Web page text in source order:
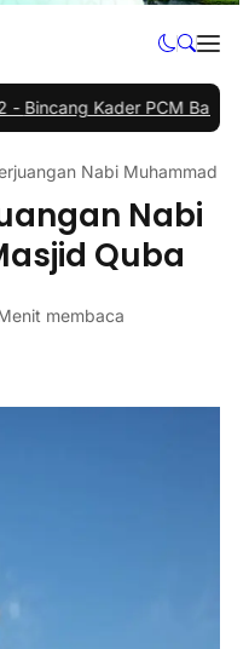
PCM Babat, Jembatani
Nabi Muhammad di
Nabi
Quba‎
membaca